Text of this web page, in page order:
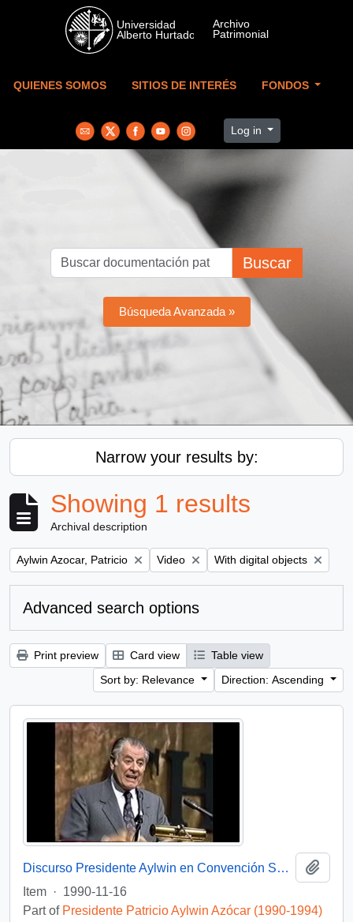
Skip to main content
QUIENES SOMOS SITIOS DE INTERÉS FONDOS
Log in
Buscar
Búsqueda Avanzada »
Narrow your results by:
Showing 1 results
Archival description
Remove filter:
Aylwin Azocar, Patricio Remove filter:
Video Remove filter:
With digital objects
Advanced search options
Print preview Card view
Table view
Sort by: Relevance
Direction: Ascending
Discurso Presidente Aylwin en Convención Santiago: Video
Item · 1990-11-16
Part of Presidente Patricio Aylwin Azócar (1990-1994)